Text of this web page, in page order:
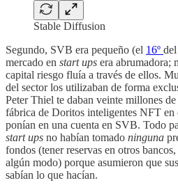
Stable Diffusion
Segundo, SVB era pequeño (el 16º
mercado en start ups era abrumadora;
capital riesgo fluía a través de ellos.
del sector los utilizaban de forma
Peter Thiel te daban veinte millones
fábrica de Doritos inteligentes NFT en
ponían en una cuenta en SVB. Todo
start ups no habían tomado ninguna
fondos (tener reservas en otros
algún modo) porque asumieron que
sabían lo que hacían.